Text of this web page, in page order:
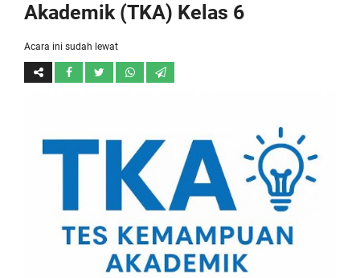
Akademik (TKA) Kelas 6
Acara ini sudah lewat